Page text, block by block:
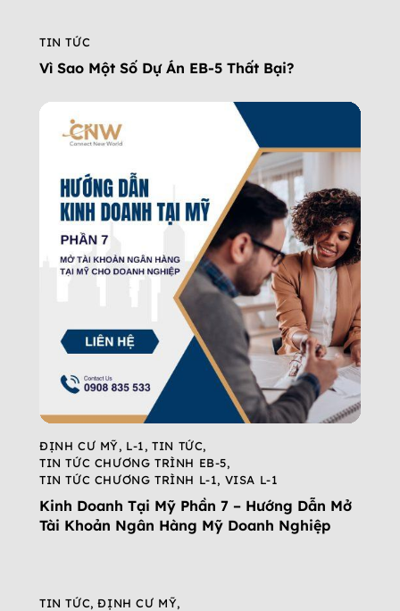
TIN TỨC
Vì Sao Một Số Dự Án EB-5 Thất Bại?
ĐỊNH CƯ MỸ, L-1,TIN TỨC,
TIN TỨC CHƯƠNG TRÌNH EB-5,
TIN TỨC CHƯƠNG TRÌNH L-1, VISA L-1
Kinh Doanh Tại Mỹ Phần 7 – Hướng Dẫn Mở
Tài Khoản Ngân Hàng Mỹ Doanh Nghiệp
TIN TỨC,ĐỊNH CƯ MỸ,